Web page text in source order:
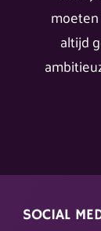
altijd
SOCIAL